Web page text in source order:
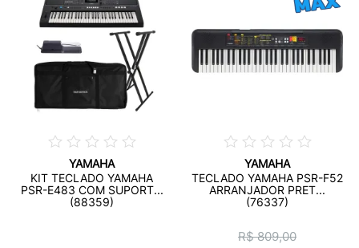
YAMAHA
KIT TECLADO YAMAHA
PSR-E483 COM SUPORT...
(88359)
YAMAHA
TECLADO YAMAHA PSR-F52
ARRANJADOR PRET...
(76337)
R$ 809,00